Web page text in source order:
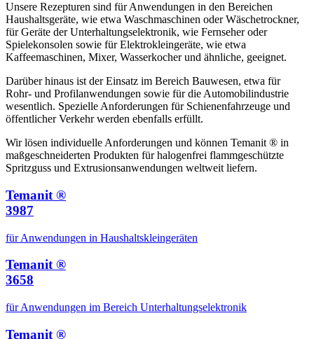
Unsere Rezepturen sind für Anwendungen in den Bereichen
Haushaltsgeräte, wie etwa Waschmaschinen oder Wäschetrockner,
für Geräte der Unterhaltungselektronik, wie Fernseher oder
Spielekonsolen sowie für Elektrokleingeräte, wie etwa
Kaffeemaschinen, Mixer, Wasserkocher und ähnliche, geeignet.
Darüber hinaus ist der Einsatz im Bereich Bauwesen, etwa für
Rohr- und Profilanwendungen sowie für die Automobilindustrie
wesentlich. Spezielle Anforderungen für Schienenfahrzeuge und
öffentlicher Verkehr werden ebenfalls erfüllt.
Wir lösen individuelle Anforderungen und können Temanit ® in
maßgeschneiderten Produkten für halogenfrei flammgeschützte
Spritzguss und Extrusionsanwendungen weltweit liefern.
Temanit ®
3987
für Anwendungen in Haushaltskleingeräten
Temanit ®
3658
für Anwendungen im Bereich Unterhaltungselektronik
Temanit ®